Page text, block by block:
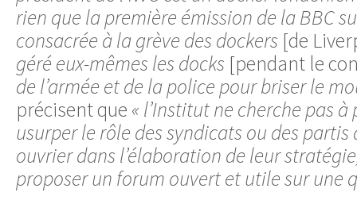
rien que la première émission de la BBC
consacrée à la grève des dockers [de
géré eux-mêmes les docks [pendant le
de l’armée et de la police pour briser le
précisent que « l’Institut ne cherche pas
usurper le rôle des syndicats ou des
ouvrier dans l’élaboration de leur
proposer un forum ouvert et utile sur une